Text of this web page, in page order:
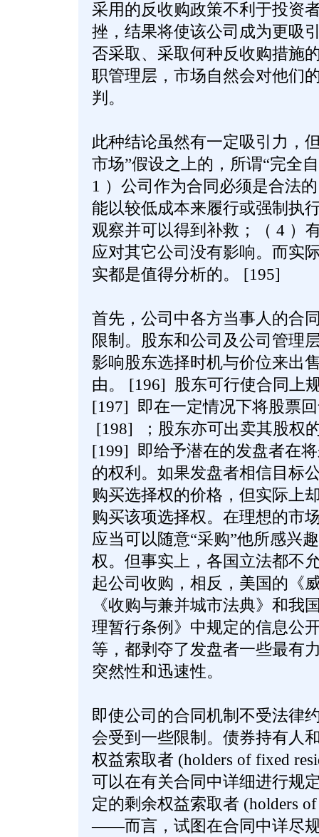
采用的反收购政策不利于投资
挫，结果将使该公司成为更吸
否采取、采取何种反收购措施
职管理层，市场自然会对他们
判。
此种结论虽然有一定吸引力，
市场”假设之上的，所谓“完全
1 ）公司作为合同必须是合法
能以较低成本来履行或强制执
观察并可以得到补救；（ 4 ）
应对其它公司没有影响。而实
实都是值得分析的。 [195]
首先，公司中各方当事人的合
限制。股东和公司及公司管理
影响股东选择时机与价位来出
由。 [196] 股东可行使合同上
[197] 即在一定情况下将股票
[198] ；股东亦可出卖其股权
[199] 即给予潜在的发盘者在
的权利。如果发盘者相信目标
购买选择权的价格，但实际上
购买该项选择权。在理想的市
应当可以随意“采购”他所感兴
权。但事实上，各国立法都不
起公司收购，相反，美国的《
《收购与兼并城市法典》和我
理暂行条例》中规定的信息公
等，都剥夺了发盘者一些最有
突然性和迅速性。
即使公司的合同机制不受法律
会受到一些限制。债券持有人
权益索取者 (holders of fixed
可以在有关合同中详细进行规
定的剩余权益索取者 (holders
——而言，试图在合同中详尽